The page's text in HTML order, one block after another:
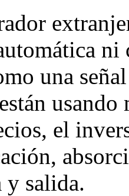
una
el
y salida.